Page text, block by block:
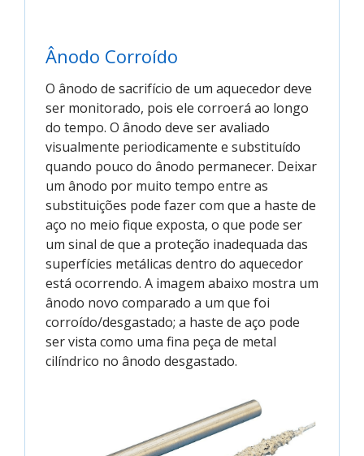
Ânodo Corroído
O ânodo de sacrifício de um aquecedor deve
ser monitorado, pois ele corroerá ao longo
do tempo. O ânodo deve ser avaliado
visualmente periodicamente e substituído
quando pouco do ânodo permanecer. Deixar
um ânodo por muito tempo entre as
substituições pode fazer com que a haste de
aço no meio fique exposta, o que pode ser
um sinal de que a proteção inadequada das
superfícies metálicas dentro do aquecedor
está ocorrendo. A imagem abaixo mostra um
ânodo novo comparado a um que foi
corroído/desgastado; a haste de aço pode
ser vista como uma fina peça de metal
cilíndrico no ânodo desgastado.